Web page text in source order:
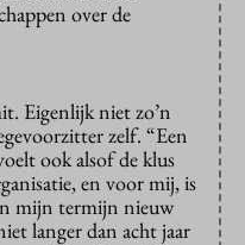
over de
Eigenlijk niet zo’n
zelf. “Een
ook alsof de klus
en voor mij, is
mijn termijn nieuw
langer dan acht jaar